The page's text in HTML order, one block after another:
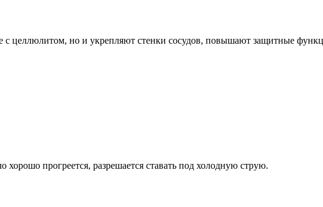
целлюлитом, но и укрепляют стенки сосудов, повышают защитные
прогреется, разрешается ставать под холодную струю.